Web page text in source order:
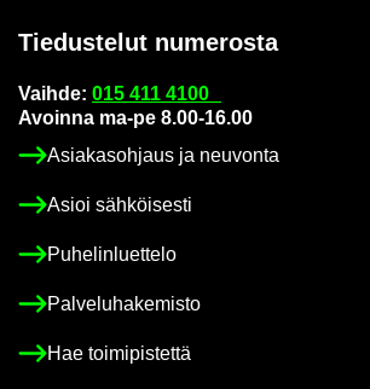
Tie­dus­te­lut nu­me­ros­ta
Vaih­de: 015 411 4100
Avoin­na ma-pe 8.00-16.00
Asia­kas­oh­jaus ja neu­von­ta
Asioi säh­köi­ses­ti
Pu­he­lin­luet­te­lo
Pal­ve­lu­ha­ke­mis­to
Hae toi­mi­pis­tet­tä